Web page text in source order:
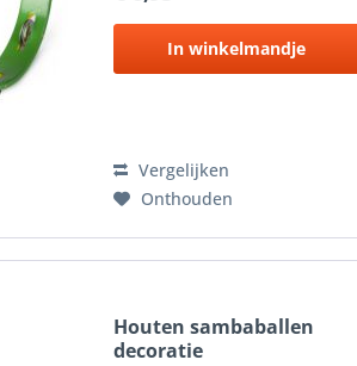
op school , tropisch...
In winkelmandje
Vergelijken
Onthouden
Houten sambaballen
decoratie